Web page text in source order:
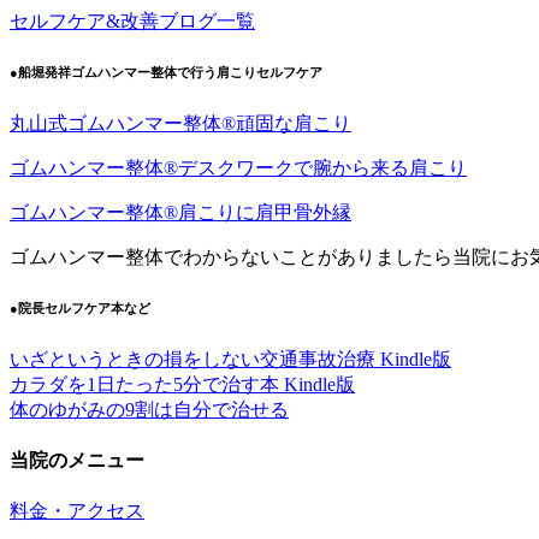
セルフケア&改善ブログ一覧
●船堀発祥ゴムハンマー整体で行う肩こりセルフケア
丸山式ゴムハンマー整体®︎頑固な肩こり
ゴムハンマー整体®︎デスクワークで腕から来る肩こり
ゴムハンマー整体®️肩こりに肩甲骨外縁
ゴムハンマー整体でわからないことがありましたら当院にお
●院長セルフケア本など
いざというときの損をしない交通事故治療 Kindle版
カラダを1日たった5分で治す本 Kindle版
体のゆがみの9割は自分で治せる
当院のメニュー
料金・アクセス